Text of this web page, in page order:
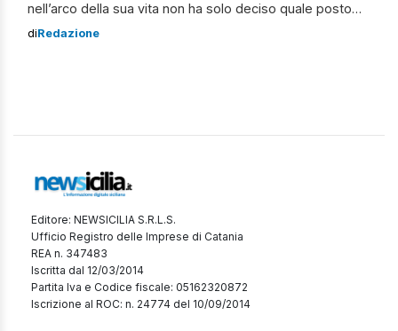
nell’arco della sua vita non ha solo deciso quale posto
occupare nella società ma anche con quali sembianze
diRedazione
Editore: NEWSICILIA S.R.L.S.
Ufficio Registro delle Imprese di Catania
REA n. 347483
Iscritta dal 12/03/2014
Partita Iva e Codice fiscale: 05162320872
Iscrizione al ROC: n. 24774 del 10/09/2014